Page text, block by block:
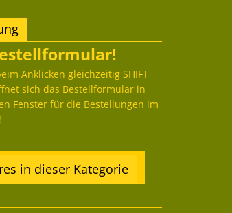
Anklicken gleichzeitig SHIFT
sich das Bestellformular in
Fenster für die Bestellungen im
in dieser Kategorie